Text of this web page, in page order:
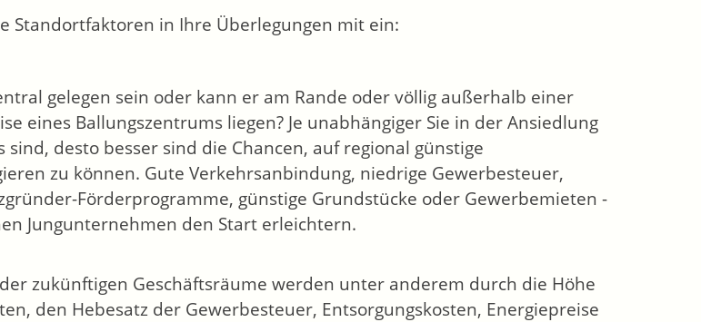
Standortfaktoren in Ihre Überlegungen mit ein:
gelegen sein oder kann er am Rande oder völlig außerhalb einer
eines Ballungszentrums liegen? Je unabhängiger Sie in der Ansiedlung
desto besser sind die Chancen, auf regional günstige
zu können. Gute Verkehrsanbindung, niedrige Gewerbesteuer,
Förderprogramme, günstige Grundstücke oder Gewerbemieten -
Jungunternehmen den Start erleichtern.
zukünftigen Geschäftsräume werden unter anderem durch die Höhe
den Hebesatz der Gewerbesteuer, Entsorgungskosten, Energiepreise